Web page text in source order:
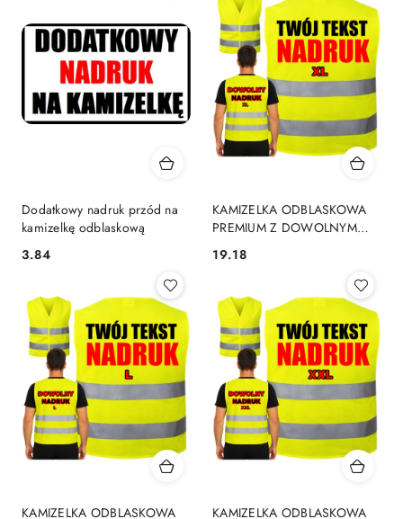
Dodatkowy nadruk przód na
kamizelkę odblaskową
Cena:
3.84
KAMIZELKA ODBLASKOWA
PREMIUM Z DOWOLNYM
NADRUKIEM XL
Cena:
19.18
KAMIZELKA ODBLASKOWA
KAMIZELKA ODBLASKOWA